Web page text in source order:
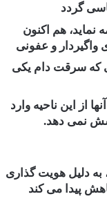
گردد
نماید، هم اکنون
واگیردار و عفونی
که سرقت دام یکی
از این ناحیه وارد
نمی دهد.
دلیل هویت گذاری
پیدا می کند